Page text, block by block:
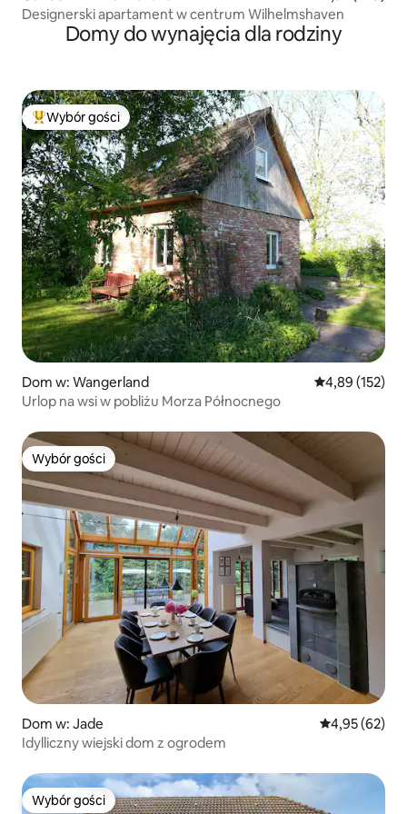
Designerski apartament w centrum Wilhelmshaven
Domy do wynajęcia dla rodziny
Najpopularniejsze z kategorii Wybór gości
Wybór gości
Dom w: Wangerland Średnia
4,89 (152)
Urlop na wsi w pobliżu Morza Północnego
Wybór gości
Wybór gości
Dom w: Jade Średnia
4,95 (62)
Idylliczny wiejski dom z ogrodem
Wybór gości
Wybór gości